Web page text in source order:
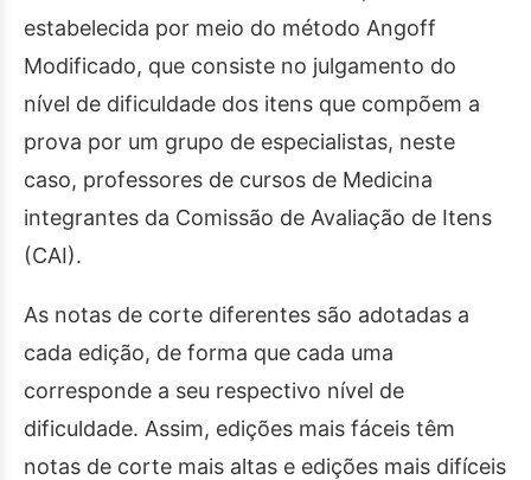
estabelecida por meio do método Angoff
Modificado, que consiste no julgamento do
nível de dificuldade dos itens que compõem a
prova por um grupo de especialistas, neste
caso, professores de cursos de Medicina
integrantes da Comissão de Avaliação de Itens
(CAI).
As notas de corte diferentes são adotadas a
cada edição, de forma que cada uma
corresponde a seu respectivo nível de
dificuldade. Assim, edições mais fáceis têm
notas de corte mais altas e edições mais difíceis